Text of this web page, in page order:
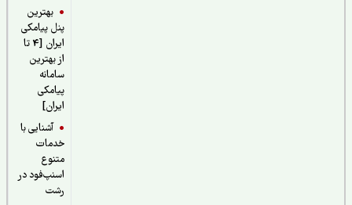
بهترین
پنل پیامکی
ایران [4 تا
از بهترین
سامانه
پیامکی
آشنایی با
خدمات
اسنپ‌فود در